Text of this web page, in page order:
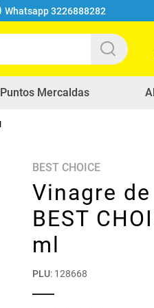
Whatsapp 3226888282
Puntos Mercaldas
BEST CHOICE
Vinagre
BEST
ml
PLU: 128668